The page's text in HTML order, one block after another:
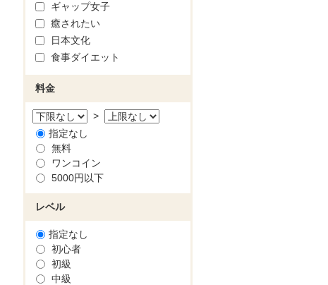
ギャップ女子
癒されたい
日本文化
食事ダイエット
料金
>
指定なし
無料
ワンコイン
5000円以下
レベル
指定なし
初心者
初級
中級